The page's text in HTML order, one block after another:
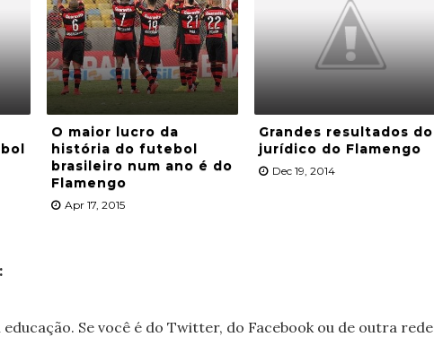
O maior lucro da
história do futebol
brasileiro num ano é do
Flamengo
Apr 17, 2015
Grandes resultados do
jurídico do Flamengo
Dec 19, 2014
Se você é do Twitter, do Facebook ou de outra rede